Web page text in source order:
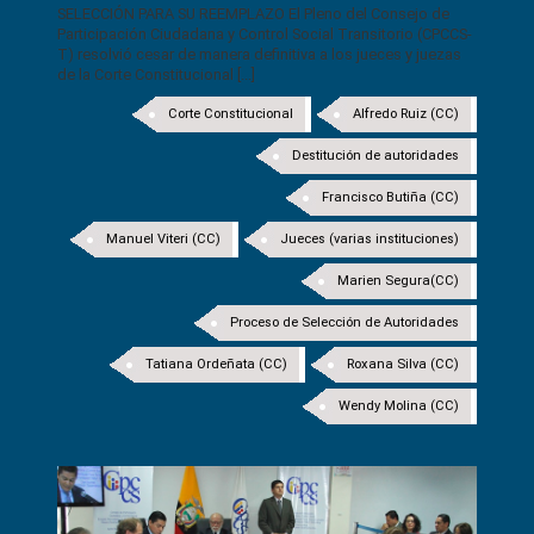
SELECCIÓN PARA SU REEMPLAZO El Pleno del Consejo de
Participación Ciudadana y Control Social Transitorio (CPCCS-
T) resolvió cesar de manera definitiva a los jueces y juezas
de la Corte Constitucional [...]
Alfredo Ruiz (CC)
Corte Constitucional
Destitución de autoridades
Francisco Butiña (CC)
Jueces (varias instituciones)
Manuel Viteri (CC)
Marien Segura(CC)
Proceso de Selección de Autoridades
Roxana Silva (CC)
Tatiana Ordeñata (CC)
Wendy Molina (CC)